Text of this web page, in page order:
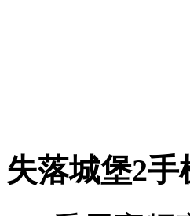
失落城堡2手